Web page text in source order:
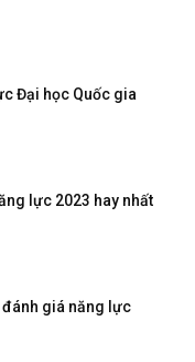
Đại học Quốc gia
lực 2023 hay nhất
đánh giá năng lực